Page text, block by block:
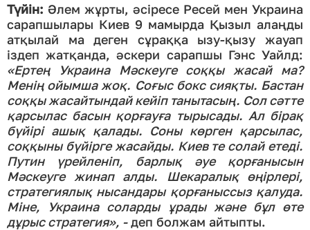
Түйін: Әлем жұрты, әсіресе Ресей мен Украина
сарапшылары Киев 9 мамырда Қызыл алаңды
атқылай ма деген сұраққа ызу-қызу жауап
іздеп жатқанда, әскери сарапшы Гэнс Уайлд:
«Ертең Украина Мәскеуге соққы жасай ма?
Менің ойымша жоқ. Соғыс бокс сияқты. Бастан
соққы жасайтындай кейіп танытасың. Сол сәтте
қарсылас басын қорғауға тырысады. Ал бірақ
бүйірі ашық қалады. Соны көрген қарсылас,
соққыны бүйірге жасайды. Киев те солай етеді.
Путин үрейленіп, барлық әуе қорғанысын
Мәскеуге жинап алды. Шекаралық өңірлері,
стратегиялық нысандары қорғаныссыз қалуда.
Міне, Украина соларды ұрады және бұл өте
дұрыс стратегия», -деп болжам айтыпты.